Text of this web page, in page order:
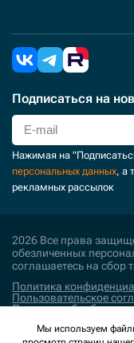
Подписаться на
Нажимая на
персональных данных, а
рекламных рассылок
2026 Все права
обезличенных
соглашаетесь на сбор
Политика
Пользовательское
Политика обработки
Мы используем